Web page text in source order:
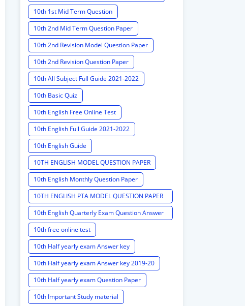
10th 1st Mid Term Question
10th 2nd Mid Term Question Paper
10th 2nd Revision Model Question Paper
10th 2nd Revision Question Paper
10th All Subject Full Guide 2021-2022
10th Basic Quiz
10th English Free Online Test
10th English Full Guide 2021-2022
10th English Guide
10TH ENGLISH MODEL QUESTION PAPER
10th English Monthly Question Paper
10TH ENGLISH PTA MODEL QUESTION PAPER
2020 PTA MODEL QUESTION PAPER
10th English Quarterly Exam Question Answer
Key
10th free online test
10th Half yearly exam Answer key
10th Half yearly exam Answer key 2019-20
10th Half yearly exam Question Paper
10th Important Study material